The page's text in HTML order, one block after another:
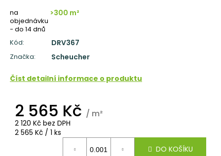
na
objednávku
- do 14 dnů
>300 m²
Kód: DRV367
Značka: Scheucher
Číst detailní informace o produktu
2 565 Kč / m²
2 120 Kč bez DPH
Měrná
2 565 Kč / 1 ks
DO KOŠÍKU
u
j
e
m
e
TŘÍVRSTVÁ
DŘEVĚNÁ
SUPERRUSTIC
CLICK